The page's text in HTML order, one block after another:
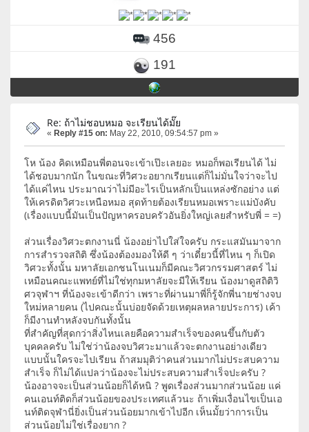
456
191
Re: ถ้าไม่ชอบหมอ จะเรียนได้มั๊ย
« Reply #15 on: May 22, 2010, 09:54:57 pm »
โห น้อง คิดเหมือนพี่ตอนจะเข้าเป๊ะเลยอะ หมอก็พอเรียนได้ ไม่
ได้ชอบมากนัก ในขณะที่วิศวะอยากเรียนแต่ก็ไม่มั่นใจว่าจะไป
ได้แค่ไหน ประมาณว่าไม่มีอะไรเป็นหลักเป็นแหล่งซักอย่าง แต่
ให้เครดิตวิศวะเหนือหมอ สุดท้ายต้องเรียนหมอเพราะแม่บังคับ
(เรื่องแบบนี้มันเป็นปัญหาครอบครัวอันยิ่งใหญ่เลยสำหรับพี่ = =)
ส่วนเรื่องวิศวะตกงานนี่ น้องอย่าไปใส่ใจครับ กระแสมันมาจาก
การสำรวจสถิติ ซึ่งน้องต้องมองให้ดี ๆ ว่าเดี๋ยวนี้ที่ไหน ๆ ก็เปิด
วิศวะทั้งนั้น มหาลัยเอกชนโนเนมก็มีคณะวิศวกรรมศาสตร์ ไม่
เหมือนคณะแพทย์ที่ไม่ใช่ทุกมหาลัยจะมีให้เรียน น้องมาดูสถิติวิ
ศวจุฬาฯ ที่น้องจะเข้าดีกว่า เพราะที่ผ่านมาพี่ก็รู้จักพี่นายช่างจบ
ใหม่หลายคน (ไปคณะนั้นบ่อยจัดด้วยเหตุผลหลายประการ) เค้า
ก็มีงานทำหลังจบกันทั้งนั้น
ที่สำคัญที่สุดกว่าสิ่งไหนเลยคือความสำเร็จของคนขึ้นกับตัว
บุคคลครับ ไม่ใช่ว่าน้องจบวิศวะมาแล้วจะตกงานอย่างเดียว
แบบนั้นใครจะไปเรียน ถ้าสมมุติว่าคนส่วนมากไม่ประสบความ
สำเร็จ ก็ไม่ได้แปลว่าน้องจะไม่ประสบความสำเร็จปะครับ ?
น้องอาจจะเป็นส่วนน้อยก็ได้หนิ ? พูดเรื่องส่วนมากส่วนน้อย แค่
คนเอนท์ติดก็ส่วนน้อยของประเทศแล้วนะ ถ้าเพิ่มเงื่อนไขเป็นเอ
นท์ติดจุฬานี่ยิ่งเป็นส่วนน้อยมากเข้าไปอีก เห็นมั้ยว่าการเป็น
ส่วนน้อยไม่ใช่เรื่องยาก ?